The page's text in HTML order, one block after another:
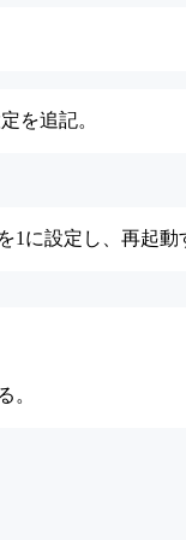
を追記。
1に設定し、再起動
。